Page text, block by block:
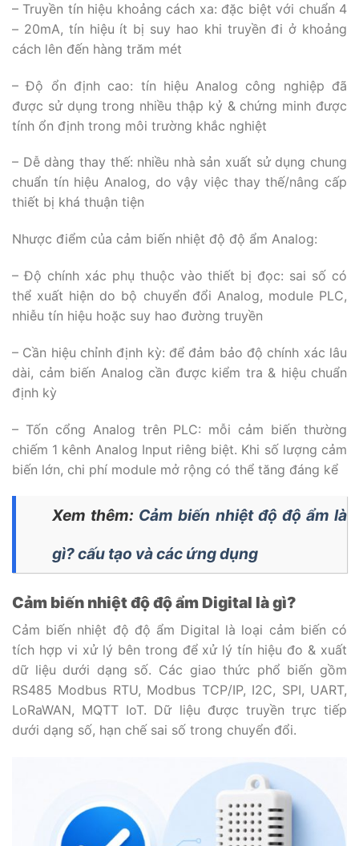
– Truyền tín hiệu khoảng cách xa: đặc biệt với chuẩn 4
– 20mA, tín hiệu ít bị suy hao khi truyền đi ở khoảng
cách lên đến hàng trăm mét
– Độ ổn định cao: tín hiệu Analog công nghiệp đã
được sử dụng trong nhiều thập kỷ & chứng minh được
tính ổn định trong môi trường khắc nghiệt
– Dễ dàng thay thế: nhiều nhà sản xuất sử dụng chung
chuẩn tín hiệu Analog, do vậy việc thay thế/nâng cấp
thiết bị khá thuận tiện
Nhược điểm của cảm biến nhiệt độ độ ẩm Analog:
– Độ chính xác phụ thuộc vào thiết bị đọc: sai số có
thể xuất hiện do bộ chuyển đổi Analog, module PLC,
nhiễu tín hiệu hoặc suy hao đường truyền
– Cần hiệu chỉnh định kỳ: để đảm bảo độ chính xác lâu
dài, cảm biến Analog cần được kiểm tra & hiệu chuẩn
định kỳ
– Tốn cổng Analog trên PLC: mỗi cảm biến thường
chiếm 1 kênh Analog Input riêng biệt. Khi số lượng cảm
biến lớn, chi phí module mở rộng có thể tăng đáng kể
Xem thêm: Cảm biến nhiệt độ độ ẩm là
gì? cấu tạo và các ứng dụng
Cảm biến nhiệt độ độ ẩm Digital là gì?
Cảm biến nhiệt độ độ ẩm Digital là loại cảm biến có
tích hợp vi xử lý bên trong để xử lý tín hiệu đo & xuất
dữ liệu dưới dạng số. Các giao thức phổ biến gồm
RS485 Modbus RTU, Modbus TCP/IP, I2C, SPI, UART,
LoRaWAN, MQTT IoT. Dữ liệu được truyền trực tiếp
dưới dạng số, hạn chế sai số trong chuyển đổi.